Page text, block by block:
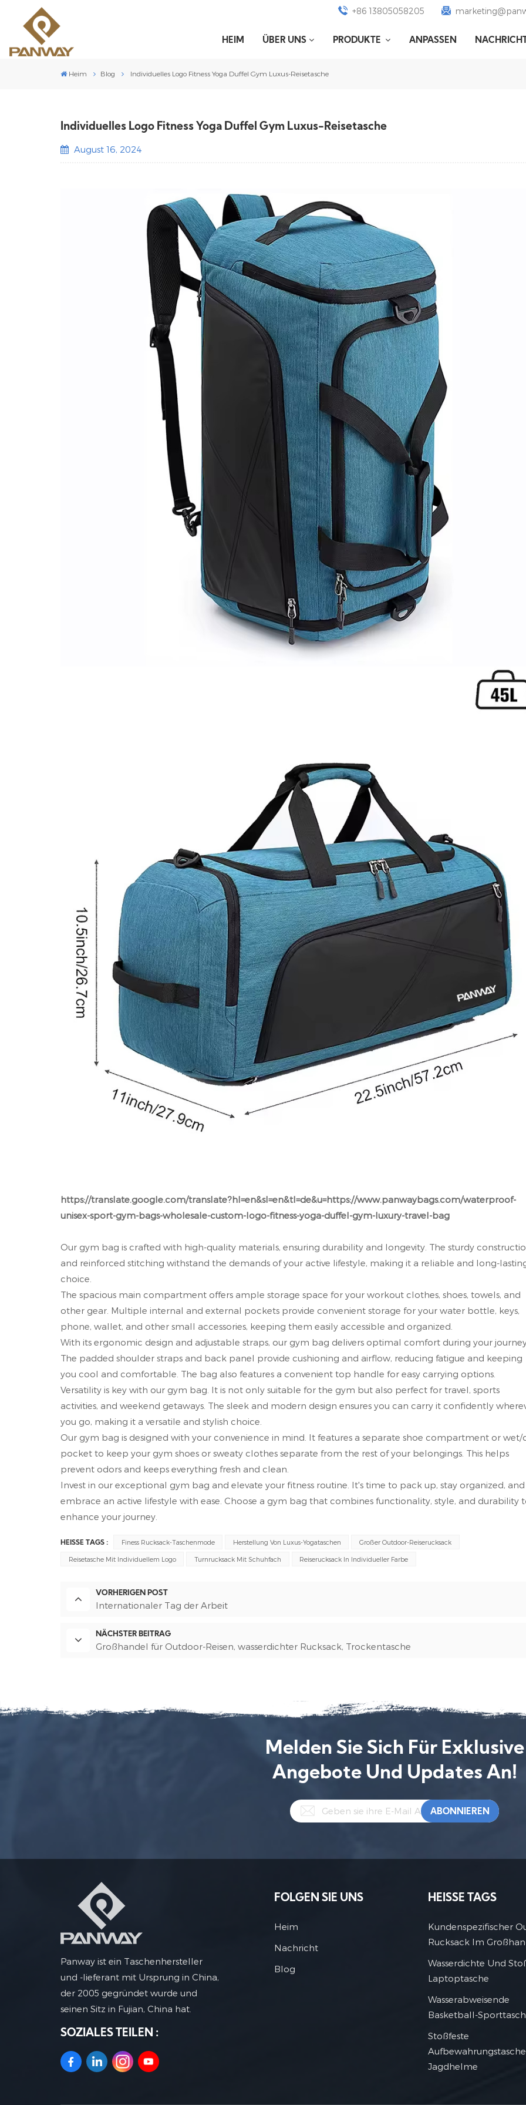
+86 13805058205
HEIM ÜBER UNS PRODUKTE ANPASSEN
Heim Blog Individuelles Logo Fitness Yoga Duffel Gym Luxus-Reisetasche
Individuelles Logo Fitness Yoga Duffel Gym Luxus-Reisetasche
August 16, 2024
https://translate.google.com/translate?hl=en&sl=en&tl=de&u=https://www.panwaybags.com/waterproof-
unisex-sport-gym-bags-wholesale-custom-logo-fitness-yoga-duffel-gym-luxury-travel-bag
Our gym bag is crafted with high-quality materials, ensuring durability and longevity. The sturdy
and reinforced stitching withstand the demands of your active lifestyle, making it a reliable and long-
choice.
The spacious main compartment offers ample storage space for your workout clothes, shoes, towels, and
other gear. Multiple internal and external pockets provide convenient storage for your water bottle, keys,
phone, wallet, and other small accessories, keeping them easily accessible and organized.
With its ergonomic design and adjustable straps, our gym bag delivers optimal comfort during your
The padded shoulder straps and back panel provide cushioning and airflow, reducing fatigue and keeping
you cool and comfortable. The bag also features a convenient top handle for easy carrying options.
Versatility is key with our gym bag. It is not only suitable for the gym but also perfect for travel, sports
activities, and weekend getaways. The sleek and modern design ensures you can carry it confidently
you go, making it a versatile and stylish choice.
Our gym bag is designed with your convenience in mind. It features a separate shoe compartment or wet/
pocket to keep your gym shoes or sweaty clothes separate from the rest of your belongings. This helps
prevent odors and keeps everything fresh and clean.
Invest in our exceptional gym bag and elevate your fitness routine. It's time to pack up, stay organized, and
embrace an active lifestyle with ease. Choose a gym bag that combines functionality, style, and durability
enhance your journey.
HEISSE TAGS : Finess Rucksack-Taschenmode Herstellung Von Luxus-Yogataschen Großer Outdoor-Reiserucksack
Reisetasche Mit Individuellem Logo Turnrucksack Mit Schuhfach Reiserucksack In Individueller Farbe
VORHERIGEN POST
Internationaler Tag der Arbeit
NÄCHSTER BEITRAG
Großhandel für Outdoor-Reisen, wasserdichter Rucksack, Trockentasche
Melden Sie Sich Für Exklusive
Angebote Und Updates An!
Panway ist ein Taschenhersteller
und -lieferant mit Ursprung in China,
der 2005 gegründet wurde und
seinen Sitz in Fujian, China hat.
SOZIALES TEILEN :
FOLGEN SIE UNS
Heim
Nachricht
Blog
HEISSE TAGS
Kundenspezifischer
Rucksack Im
Wasserdichte Und
Laptoptasche
Wasserabweisende
Basketball-
Stoßfeste
Jagdhelme